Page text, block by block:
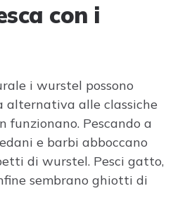
con i
i wurstel possono
alternativa alle classiche
funzionano. Pescando a
e barbi abboccano
di wurstel. Pesci gatto,
sembrano ghiotti di